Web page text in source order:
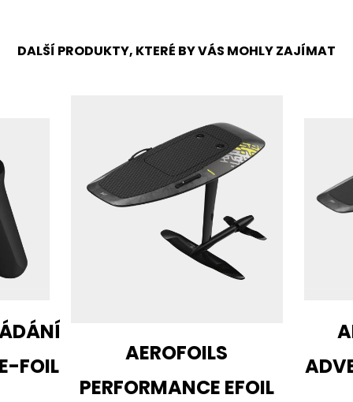
DALŠÍ PRODUKTY, KTERÉ BY VÁS MOHLY ZAJÍMAT
FOIL
AEROFOILS
PERFORMANCE EFOIL